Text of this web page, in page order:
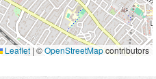
Leaflet | ©OpenStreetMapcontributors